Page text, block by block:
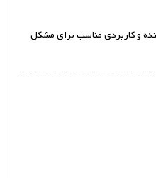
و کاربردی مناسب برای مشکل